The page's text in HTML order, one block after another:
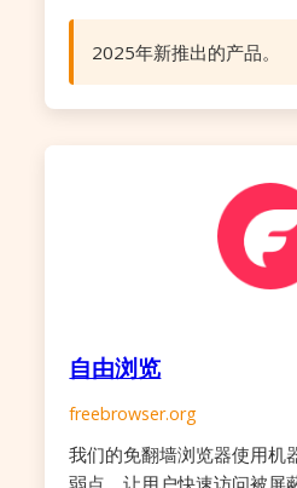
2025年新推出的产品。
自由浏览
freebrowser.org
我们的免翻墙浏览器使用机
弱点，让用户快速访问被屏